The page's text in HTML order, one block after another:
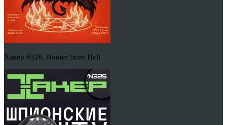
Хакер #326. Router from Hell